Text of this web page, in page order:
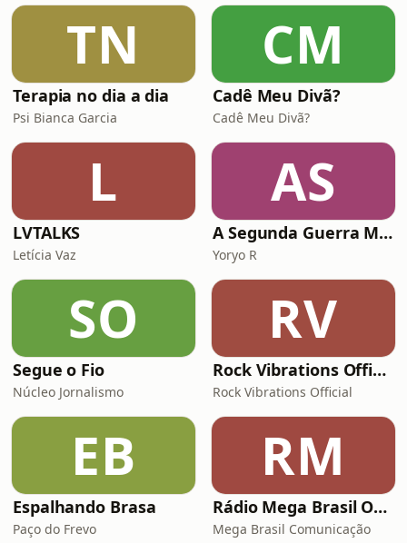
TN
Terapia no dia a dia
Psi Bianca Garcia
CM
Cadê Meu Divã?
Cadê Meu Divã?
L
LVTALKS
Letícia Vaz
AS
A Segunda Guerra Mundial (E/P/T)
Yoryo R
SO
Segue o Fio
Núcleo Jornalismo
RV
Rock Vibrations Official
Rock Vibrations Official
EB
Espalhando Brasa
Paço do Frevo
RM
Rádio Mega Brasil Online
Mega Brasil Comunicação